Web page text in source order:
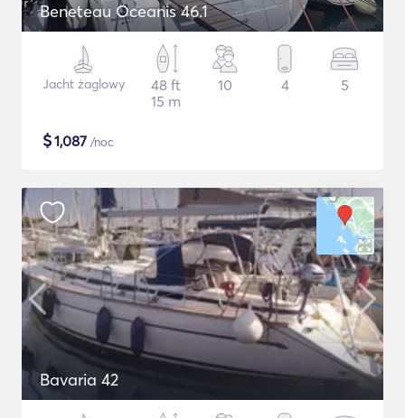
Beneteau Oceanis 46.1
Jacht żaglowy
48 ft
15 m
10 4 5
$1,087 /noc
Bavaria 42